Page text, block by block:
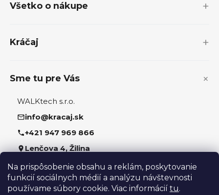
Na prispôsobenie obsahu a reklám, poskytovanie
funkcií sociálnych médií a analýzu návštevnosti
používame súbory cookie. Viac informácií tu.
Všetko o nákupe
Kráčaj
Sme tu pre Vás
WALKtech s.r.o.
info@kracaj.sk
+421 947 969 866
Lenčova 4, Žilina
Sledujte nás